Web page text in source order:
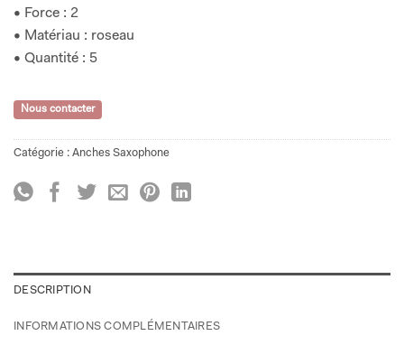
• Force : 2
• Matériau : roseau
• Quantité : 5
Nous contacter
Catégorie : Anches Saxophone
DESCRIPTION
INFORMATIONS COMPLÉMENTAIRES